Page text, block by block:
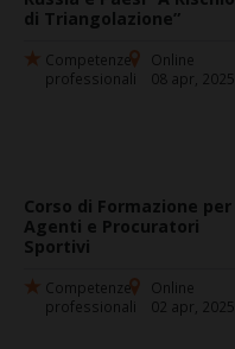
di Triangolazione”
Competenze
professionali
Online
08 apr, 2025
Corso di Formazione per
Agenti e Procuratori
Sportivi
Competenze
professionali
Online
02 apr, 2025